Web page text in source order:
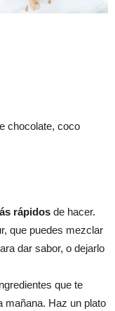
chocolate, coco
rápidos de hacer.
que puedes mezclar
dar sabor, o dejarlo
que te
mañana. Haz un plato